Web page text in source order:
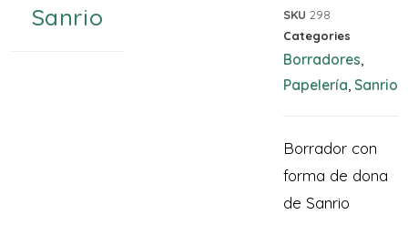
Sanrio
SKU 298
Categories
Borradores
Papelería Sanrio
Borrador con
forma de dona
de Sanrio